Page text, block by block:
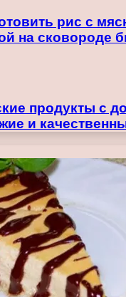
рис с
на сковороде
продукты с
и